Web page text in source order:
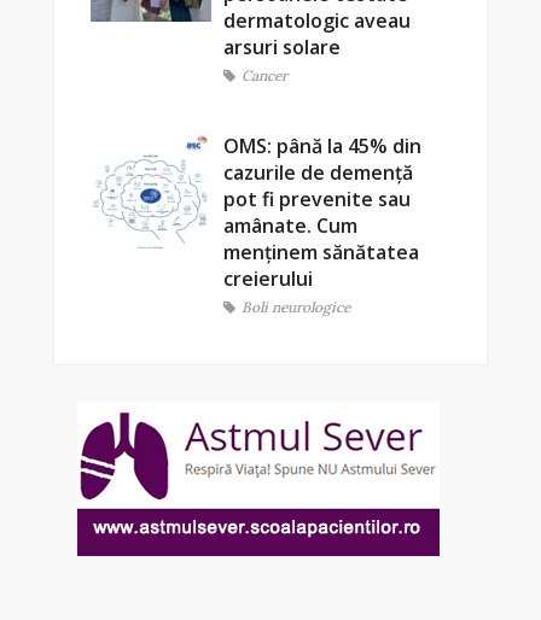
dermatologic aveau
arsuri solare
Cancer
OMS: până la 45% din
cazurile de demență
pot fi prevenite sau
amânate. Cum
menținem sănătatea
creierului
Boli neurologice